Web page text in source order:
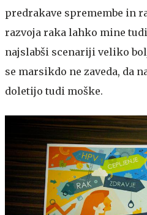
predrakave spremembe in
razvoja raka lahko mine
najslabši scenariji veliko
se marsikdo ne zaveda, da
doletijo tudi moške.